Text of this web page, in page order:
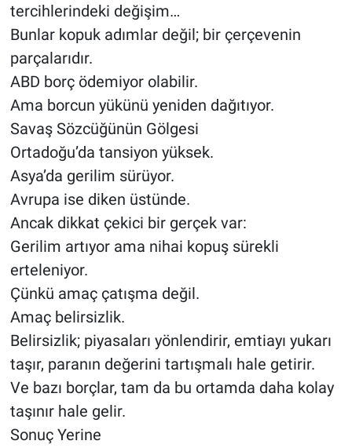
tercihlerindeki değişim…
Bunlar kopuk adımlar değil; bir çerçevenin
parçalarıdır.
ABD borç ödemiyor olabilir.
Ama borcun yükünü yeniden dağıtıyor.
Savaş Sözcüğünün Gölgesi
Ortadoğu’da tansiyon yüksek.
Asya’da gerilim sürüyor.
Avrupa ise diken üstünde.
Ancak dikkat çekici bir gerçek var:
Gerilim artıyor ama nihai kopuş sürekli
erteleniyor.
Çünkü amaç çatışma değil.
Amaç belirsizlik.
Belirsizlik; piyasaları yönlendirir, emtiayı yukarı
taşır, paranın değerini tartışmalı hale getirir.
Ve bazı borçlar, tam da bu ortamda daha kolay
taşınır hale gelir.
Sonuç Yerine